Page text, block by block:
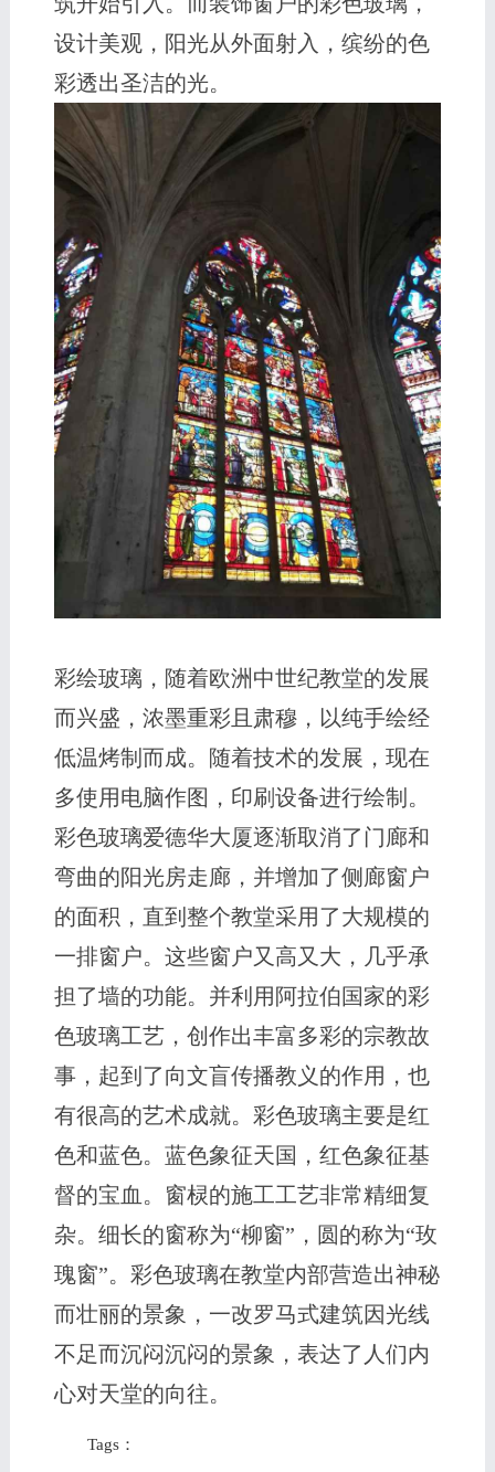
设计美观，阳光从外面射入，缤纷的色
彩透出圣洁的光。
彩绘玻璃，随着欧洲中世纪教堂的发展
而兴盛，浓墨重彩且肃穆，以纯手绘经
低温烤制而成。随着技术的发展，现在
多使用电脑作图，印刷设备进行绘制。
彩色玻璃爱德华大厦逐渐取消了门廊和
弯曲的阳光房走廊，并增加了侧廊窗户
的面积，直到整个教堂采用了大规模的
一排窗户。这些窗户又高又大，几乎承
担了墙的功能。并利用阿拉伯国家的彩
色玻璃工艺，创作出丰富多彩的宗教故
事，起到了向文盲传播教义的作用，也
有很高的艺术成就。彩色玻璃主要是红
色和蓝色。蓝色象征天国，红色象征基
督的宝血。窗棂的施工工艺非常精细复
杂。细长的窗称为“柳窗”，圆的称为“玫
瑰窗”。彩色玻璃在教堂内部营造出神秘
而壮丽的景象，一改罗马式建筑因光线
不足而沉闷沉闷的景象，表达了人们内
心对天堂的向往。
Tags：